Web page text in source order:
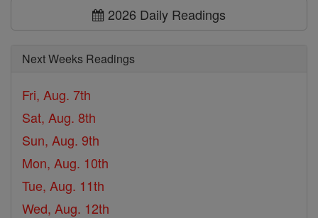
2026 Daily Readings
Next Weeks Readings
Fri, Aug. 7th
Sat, Aug. 8th
Sun, Aug. 9th
Mon, Aug. 10th
Tue, Aug. 11th
Wed, Aug. 12th